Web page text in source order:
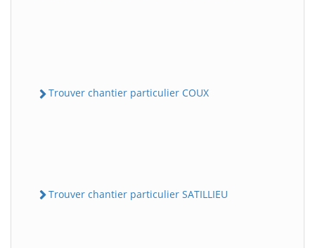
Trouver chantier particulier COUX
Trouver chantier particulier SATILLIEU